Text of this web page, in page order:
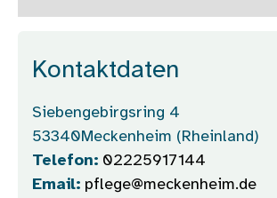
Kontaktdaten
Siebengebirgsring 4
53340Meckenheim (Rheinland)
Telefon: 02225917144
Email: pflege@meckenheim.de